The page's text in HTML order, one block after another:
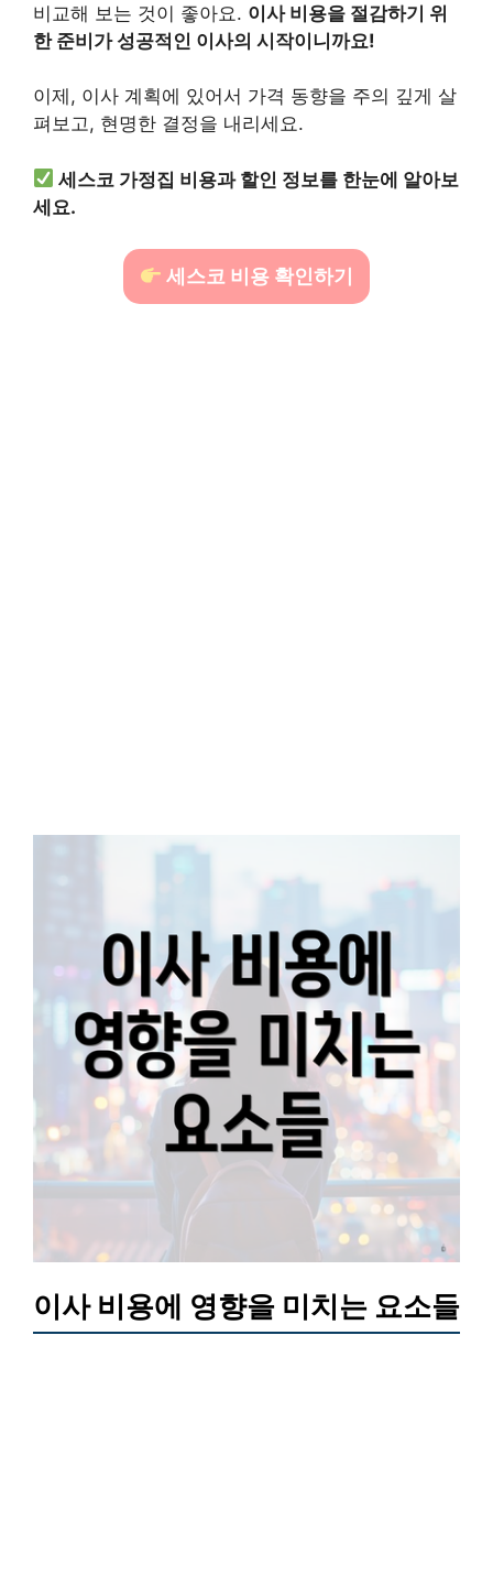
비교해 보는 것이 좋아요. 이사 비용을 절감하기 위
한 준비가 성공적인 이사의 시작이니까요!
이제, 이사 계획에 있어서 가격 동향을 주의 깊게 살
펴보고, 현명한 결정을 내리세요.
세스코 가정집 비용과 할인 정보를 한눈에 알아보
세요.
세스코 비용 확인하기
이사 비용에 영향을 미치는 요소들